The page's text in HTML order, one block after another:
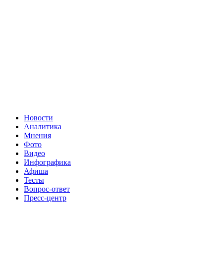
Новости
Аналитика
Мнения
Фото
Видео
Инфографика
Афиша
Тесты
Вопрос-ответ
Пресс-центр